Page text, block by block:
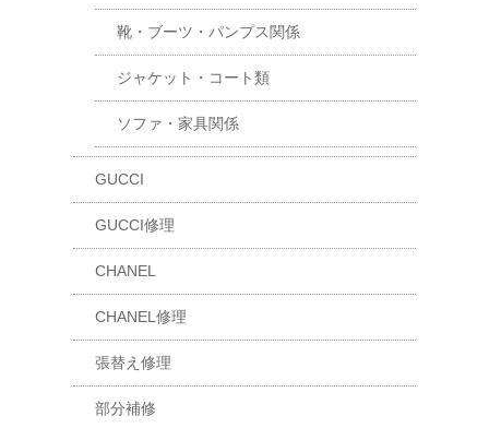
靴・ブーツ・パンプス関係
ジャケット・コート類
ソファ・家具関係
GUCCI
GUCCI修理
CHANEL
CHANEL修理
張替え修理
部分補修